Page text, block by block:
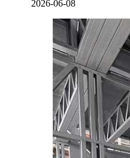
2026-06-08